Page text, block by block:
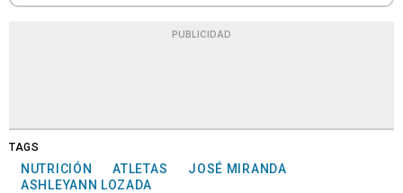
PUBLICIDAD
TAGS
NUTRICIÓN ATLETAS
JOSÉ MIRANDA
ASHLEYANN LOZADA